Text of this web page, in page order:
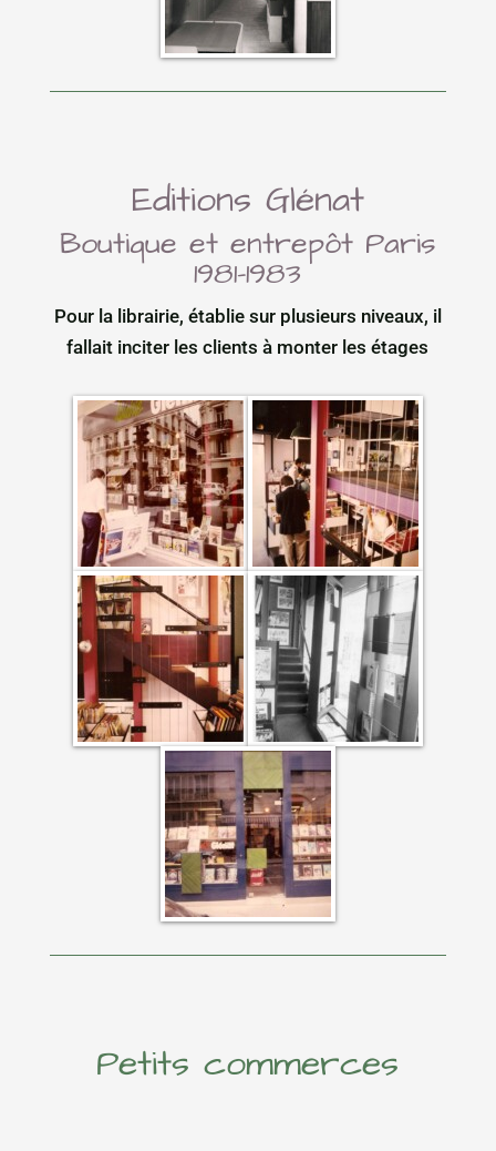
Editions Glénat
Boutique et entrepôt Paris
1981-1983
Pour la librairie, établie sur plusieurs niveaux, il
fallait inciter les clients à monter les étages
Petits commerces